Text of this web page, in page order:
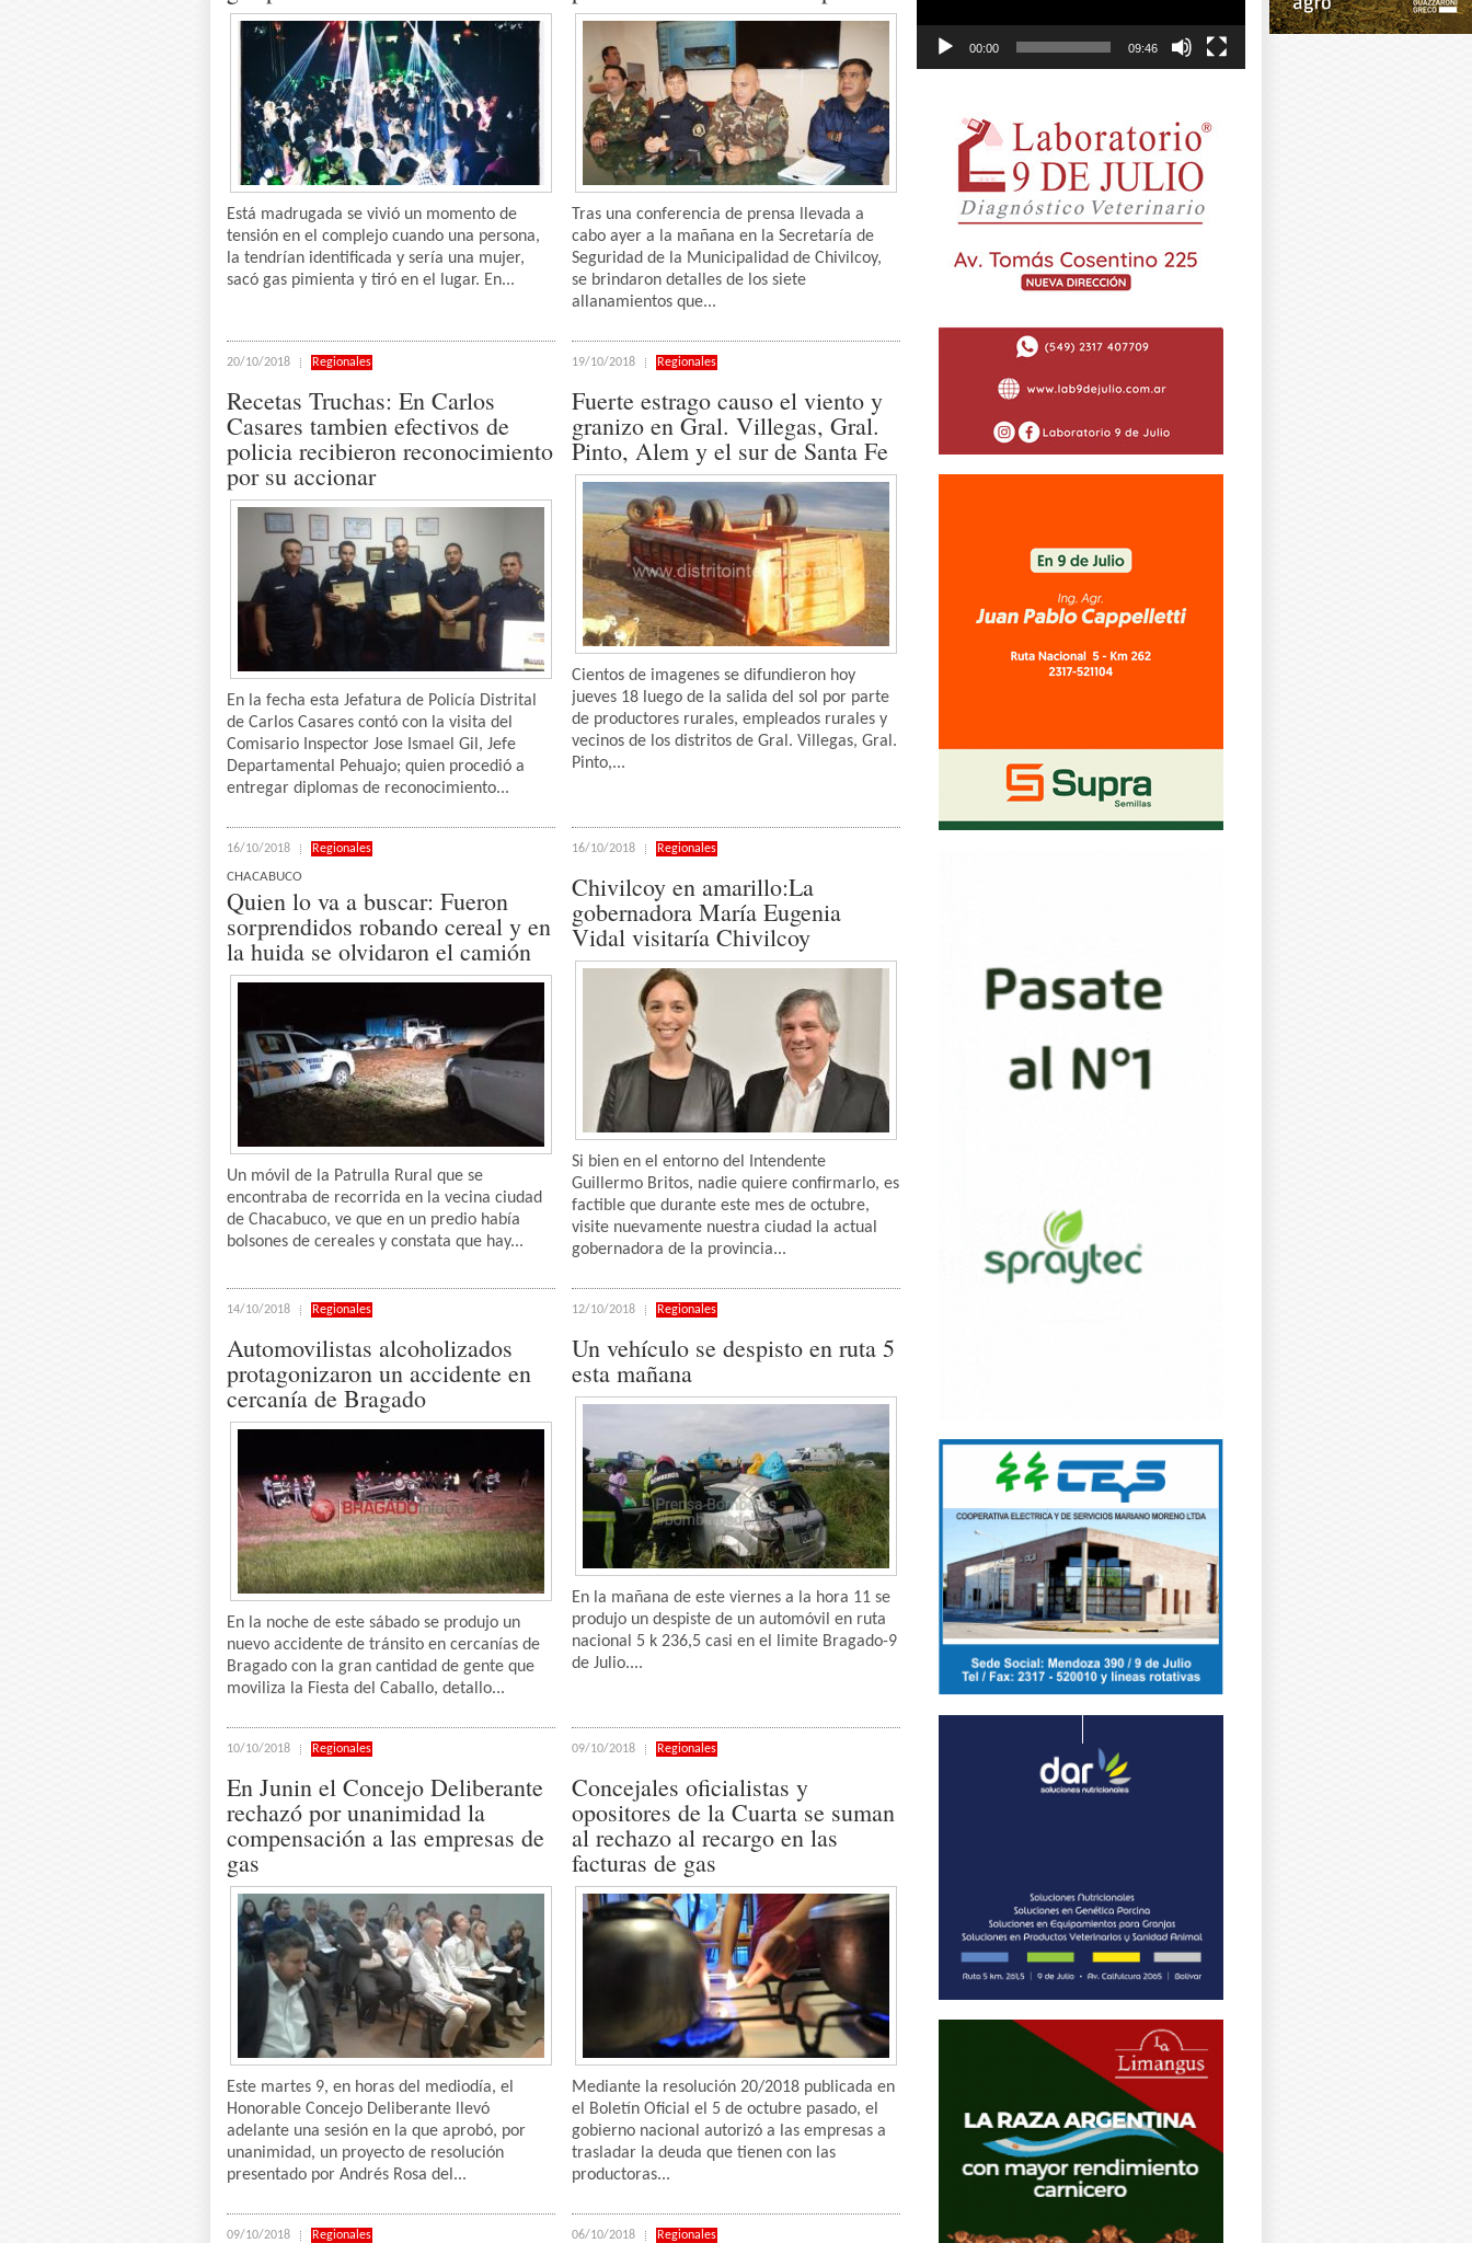
Está madrugada se vivió un momento de
tensión en el complejo cuando una persona,
la tendrían identificada y sería una mujer,
sacó gas pimienta y tiró en el lugar. En...
Tras una conferencia de prensa llevada a
cabo ayer a la mañana en la Secretaría de
Seguridad de la Municipalidad de Chivilcoy,
se brindaron detalles de los siete
allanamientos que...
20/10/2018 Regionales
Recetas Truchas: En Carlos
Casares tambien efectivos de
policia recibieron reconocimiento
por su accionar
En la fecha esta Jefatura de Policía Distrital
de Carlos Casares contó con la visita del
Comisario Inspector Jose Ismael Gil, Jefe
Departamental Pehuajo; quien procedió a
entregar diplomas de reconocimiento...
19/10/2018 Regionales
Fuerte estrago causo el viento y
granizo en Gral. Villegas, Gral.
Pinto, Alem y el sur de Santa Fe
Cientos de imagenes se difundieron hoy
jueves 18 luego de la salida del sol por parte
de productores rurales, empleados rurales y
vecinos de los distritos de Gral. Villegas, Gral.
Pinto,...
16/10/2018 Regionales
CHACABUCO
Quien lo va a buscar: Fueron
sorprendidos robando cereal y en
la huida se olvidaron el camión
Un móvil de la Patrulla Rural que se
encontraba de recorrida en la vecina ciudad
de Chacabuco, ve que en un predio había
bolsones de cereales y constata que hay...
16/10/2018 Regionales
Chivilcoy en amarillo:La
gobernadora María Eugenia
Vidal visitaría Chivilcoy
Si bien en el entorno del Intendente
Guillermo Britos, nadie quiere confirmarlo, es
factible que durante este mes de octubre,
visite nuevamente nuestra ciudad la actual
gobernadora de la provincia...
14/10/2018 Regionales
Automovilistas alcoholizados
protagonizaron un accidente en
cercanía de Bragado
En la noche de este sábado se produjo un
nuevo accidente de tránsito en cercanías de
Bragado con la gran cantidad de gente que
moviliza la Fiesta del Caballo, detallo...
12/10/2018 Regionales
Un vehículo se despisto en ruta 5
esta mañana
En la mañana de este viernes a la hora 11 se
produjo un despiste de un automóvil en ruta
nacional 5 k 236,5 casi en el limite Bragado-9
de Julio....
10/10/2018 Regionales
En Junin el Concejo Deliberante
rechazó por unanimidad la
compensación a las empresas de
gas
Este martes 9, en horas del mediodía, el
Honorable Concejo Deliberante llevó
adelante una sesión en la que aprobó, por
unanimidad, un proyecto de resolución
presentado por Andrés Rosa del...
09/10/2018 Regionales
Concejales oficialistas y
opositores de la Cuarta se suman
al rechazo al recargo en las
facturas de gas
Mediante la resolución 20/2018 publicada en
el Boletín Oficial el 5 de octubre pasado, el
gobierno nacional autorizó a las empresas a
trasladar la deuda que tienen con las
productoras...
09/10/2018 Regionales 06/10/2018 Regionales
00:00 09:46